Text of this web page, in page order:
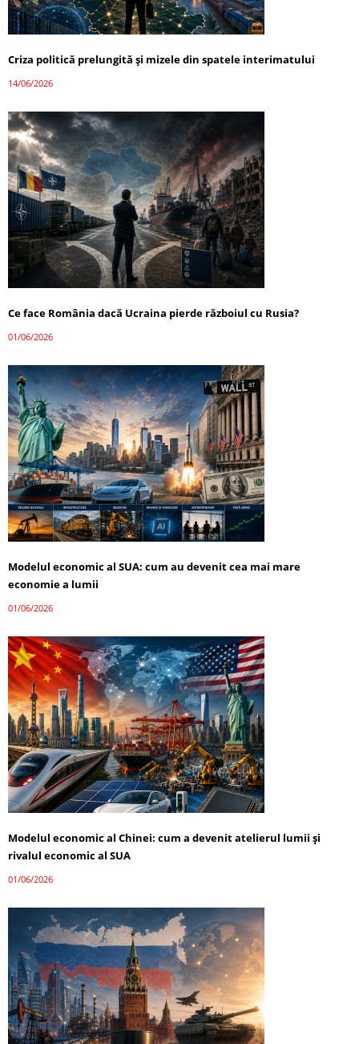
Criza politică prelungită și mizele din spatele interimatului
14/06/2026
Ce face România dacă Ucraina pierde războiul cu Rusia?
01/06/2026
Modelul economic al SUA: cum au devenit cea mai mare
economie a lumii
01/06/2026
Modelul economic al Chinei: cum a devenit atelierul lumii și
rivalul economic al SUA
01/06/2026